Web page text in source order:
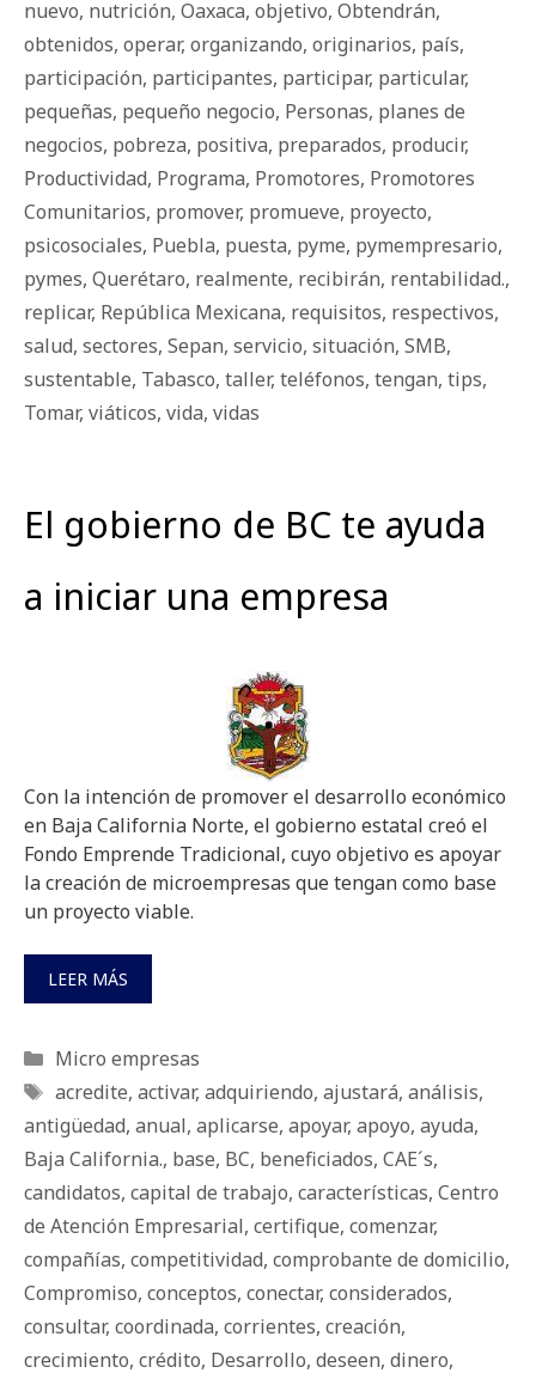
nuevo, nutrición, Oaxaca, objetivo, Obtendrán,
obtenidos, operar, organizando, originarios, país,
participación, participantes, participar, particular,
pequeñas, pequeño negocio, Personas, planes de
negocios, pobreza, positiva, preparados, producir,
Productividad, Programa, Promotores, Promotores
Comunitarios, promover, promueve, proyecto,
psicosociales, Puebla, puesta, pyme, pymempresario,
pymes, Querétaro, realmente, recibirán, rentabilidad.,
replicar, República Mexicana, requisitos, respectivos,
salud, sectores, Sepan, servicio, situación, SMB,
sustentable, Tabasco, taller, teléfonos, tengan, tips,
Tomar, viáticos, vida, vidas
El gobierno de BC te ayuda
a iniciar una empresa
Con la intención de promover el desarrollo económico
en Baja California Norte, el gobierno estatal creó el
Fondo Emprende Tradicional, cuyo objetivo es apoyar
la creación de microempresas que tengan como base
un proyecto viable.
LEER MÁS
Categorías
Micro empresas
Etiquetas
acredite, activar, adquiriendo, ajustará, análisis,
antigüedad, anual, aplicarse, apoyar, apoyo, ayuda,
Baja California., base, BC, beneficiados, CAE´s,
candidatos, capital de trabajo, características, Centro
de Atención Empresarial, certifique, comenzar,
compañías, competitividad, comprobante de domicilio,
Compromiso, conceptos, conectar, considerados,
consultar, coordinada, corrientes, creación,
crecimiento, crédito, Desarrollo, deseen, dinero,